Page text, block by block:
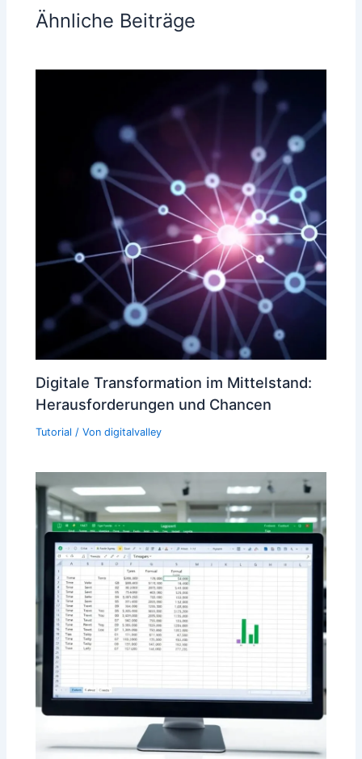
Ähnliche Beiträge
Digitale Transformation im Mittelstand:
Herausforderungen und Chancen
Tutorial / Vondigitalvalley